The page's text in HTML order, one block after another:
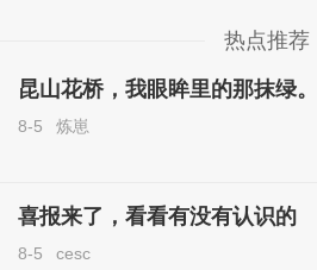
热点推荐
昆山花桥，我眼眸里的那抹绿。
8-5 炼崽
喜报来了，看看有没有认识的
8-5 cesc